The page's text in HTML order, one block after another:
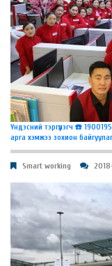
Үндэсний тэргүүлэгч ☎️
арга хэмжээ зохион
Smart working